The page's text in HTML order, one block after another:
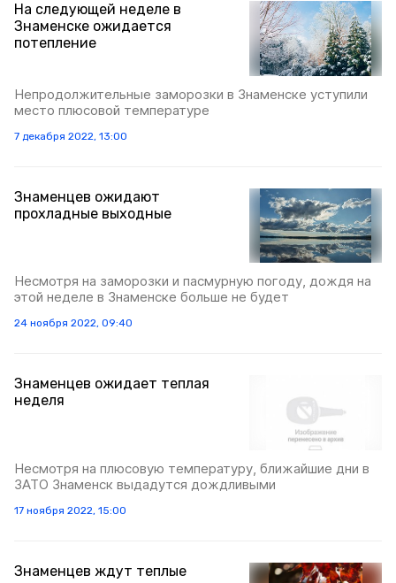
На следующей неделе в
Знаменске ожидается
потепление
Непродолжительные заморозки в Знаменске уступили
место плюсовой температуре
7 декабря 2022, 13:00
Знаменцев ожидают
прохладные выходные
Несмотря на заморозки и пасмурную погоду, дождя на
этой неделе в Знаменске больше не будет
24 ноября 2022, 09:40
Знаменцев ожидает теплая
неделя
Несмотря на плюсовую температуру, ближайшие дни в
ЗАТО Знаменск выдадутся дождливыми
17 ноября 2022, 15:00
Знаменцев ждут теплые